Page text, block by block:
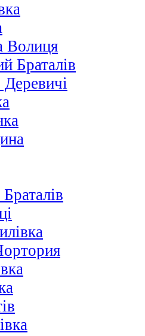
Волиця
Браталів
Деревичі